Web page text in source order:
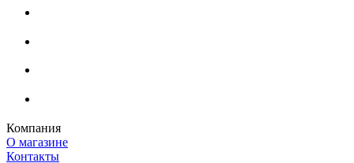
Компания
О магазине
Контакты